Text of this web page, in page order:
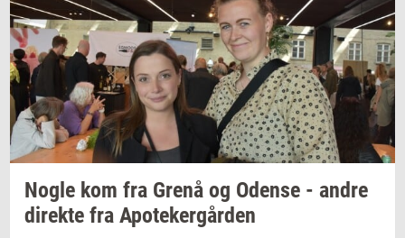
Nogle kom fra Grenå og Oden­se - andre
di­rek­te fra Apo­te­ker­går­den